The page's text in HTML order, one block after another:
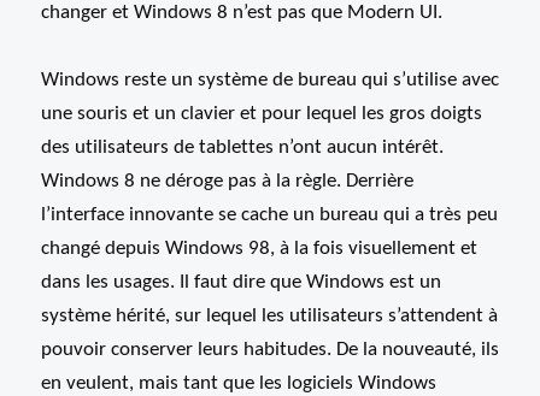
changer et Windows 8 n’est pas que Modern UI.
Windows reste un système de bureau qui s’utilise avec
une souris et un clavier et pour lequel les gros doigts
des utilisateurs de tablettes n’ont aucun intérêt.
Windows 8 ne déroge pas à la règle. Derrière
l’interface innovante se cache un bureau qui a très peu
changé depuis Windows 98, à la fois visuellement et
dans les usages. Il faut dire que Windows est un
système hérité, sur lequel les utilisateurs s’attendent à
pouvoir conserver leurs habitudes. De la nouveauté, ils
en veulent, mais tant que les logiciels Windows